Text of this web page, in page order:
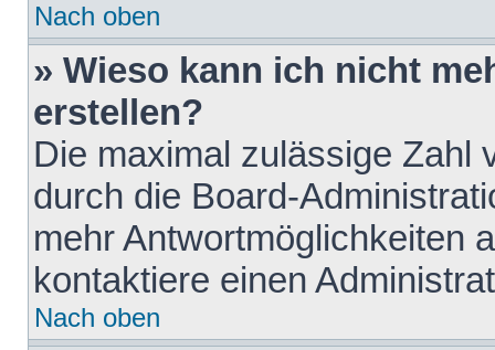
Nach oben
» Wieso kann ich nicht
erstellen?
Die maximal zulässige Zahl
durch die Board-
mehr Antwortmöglichkeiten
kontaktiere einen
Nach oben